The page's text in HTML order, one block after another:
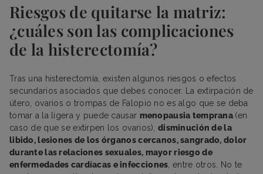
Riesgos de quitarse la matriz:
¿cuáles son las complicaciones
de la histerectomía?
Tras una histerectomía, existen algunos riesgos o efectos
secundarios asociados que debes conocer. La extirpación de
útero, ovarios o trompas de Falopio no es algo que se deba
tomar a la ligera y puede causar menopausia temprana (en
caso de que se extirpen los ovarios), disminución de la
libido, lesiones de los órganos cercanos, sangrado, dolor
durante las relaciones sexuales, mayor riesgo de
enfermedades cardíacas e infecciones , entre otros. No te